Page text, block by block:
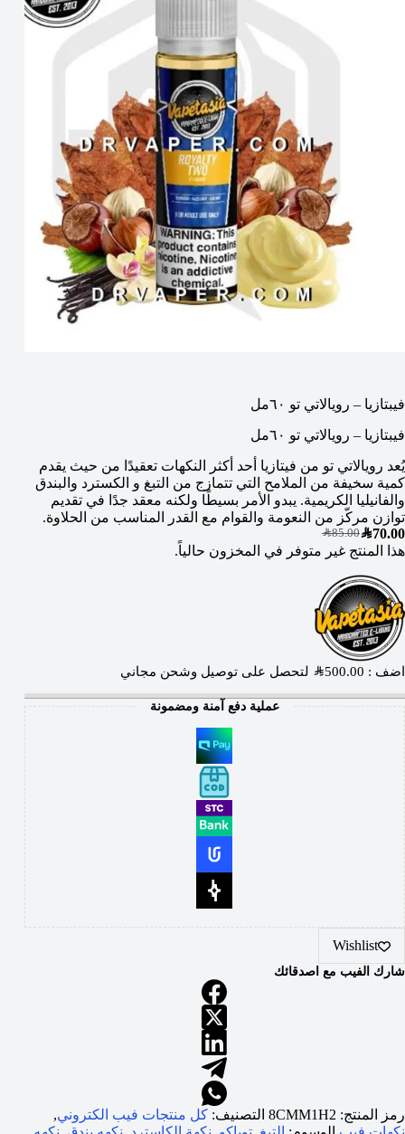
فيبتازيا – رويالاتي تو ٦٠مل
فيبتازيا – رويالاتي تو ٦٠مل
يُعد رويالاتي تو من فيتازيا أحد أكثر النكهات تعقيدًا من حيث يقدم
كمية سخيفة من الملامح التي تتمازج من التبغ و الكسترد والبندق
والفانيليا الكريمية. يبدو الأمر بسيطًا ولكنه معقد جدًا في تقديم
توازن مركّز من النعومة والقوام مع القدر المناسب من الحلاوة.
SAR85.00SAR70.00
هذا المنتج غير متوفر في المخزون حالياً.
اضف : SAR500.00 لتحصل على توصيل وشحن مجاني
عملية دفع آمنة ومضمونة
Wishlist
شارك الفيب مع اصدقائك
رمز المنتج: 8CMM1H2 التصنيف: كل منتجات فيب الكتروني,